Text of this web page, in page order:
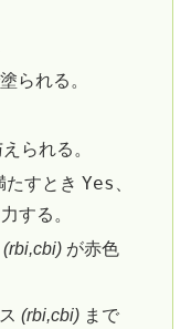
られる。
られる。
たすときYes
する。
(rbi​,cbi​) が赤色
(rbi​,cbi​) まで